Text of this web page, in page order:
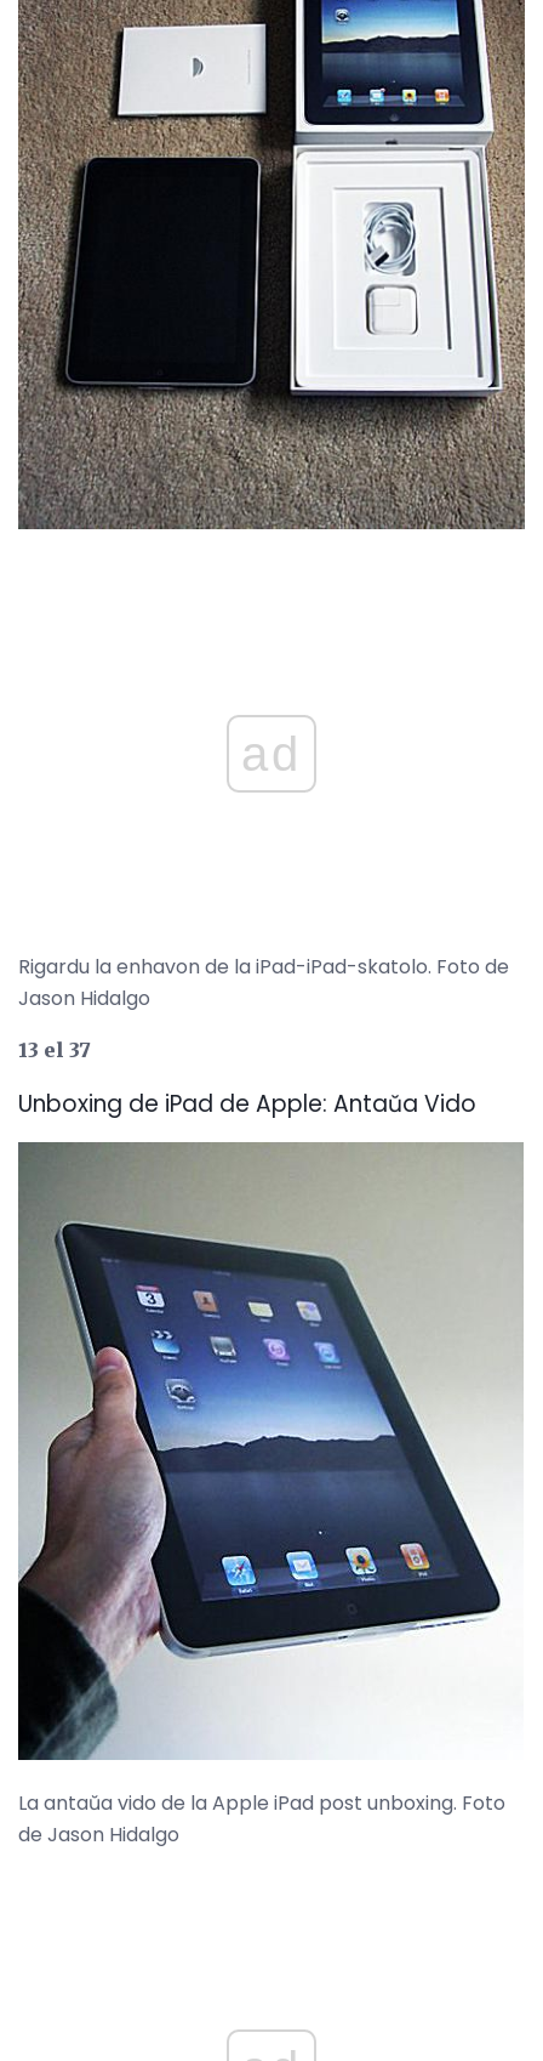
ad
Rigardu la enhavon de la iPad-iPad-skatolo. Foto de
Jason Hidalgo
13 el 37
Unboxing de iPad de Apple: Antaŭa Vido
La antaŭa vido de la Apple iPad post unboxing. Foto
de Jason Hidalgo